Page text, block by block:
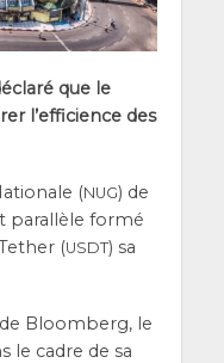
que le
l’ef­fi­cience des
(NUG) de
paral­lèle for­mé
(USDT) sa
de Bloom­berg, le
le cadre de sa